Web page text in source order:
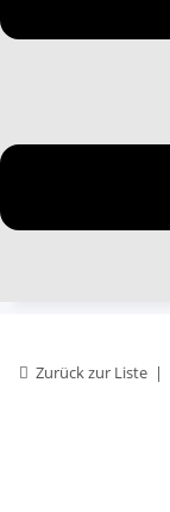
Zurück zur Liste